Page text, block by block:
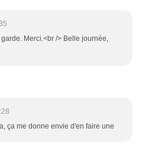
Merci.<br /> Belle journée,
ça me donne envie d'en faire une